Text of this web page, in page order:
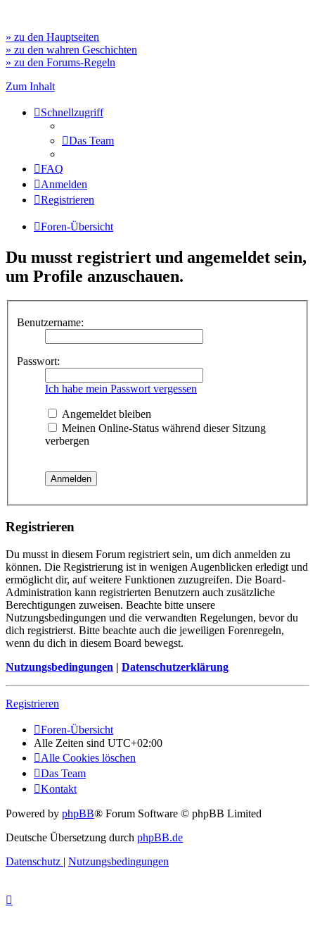
» zu den Hauptseiten
» zu den wahren Geschichten
» zu den Forums-Regeln
Zum Inhalt
Schnellzugriff
Das Team
FAQ
Anmelden
Registrieren
Foren-Übersicht
Du musst registriert und angemeldet sein,
um Profile anzuschauen.
Benutzername:
Passwort:
Ich habe mein Passwort vergessen
Angemeldet bleiben
Meinen Online-Status während dieser Sitzung
verbergen
Registrieren
Du musst in diesem Forum registriert sein, um dich anmelden zu
können. Die Registrierung ist in wenigen Augenblicken erledigt und
ermöglicht dir, auf weitere Funktionen zuzugreifen. Die Board-
Administration kann registrierten Benutzern auch zusätzliche
Berechtigungen zuweisen. Beachte bitte unsere
Nutzungsbedingungen und die verwandten Regelungen, bevor du
dich registrierst. Bitte beachte auch die jeweiligen Forenregeln,
wenn du dich in diesem Board bewegst.
Nutzungsbedingungen | Datenschutzerklärung
Registrieren
Foren-Übersicht
Alle Zeiten sind UTC+02:00
Alle Cookies löschen
Das Team
Kontakt
Powered by phpBB® Forum Software © phpBB Limited
Deutsche Übersetzung durch phpBB.de
Datenschutz | Nutzungsbedingungen